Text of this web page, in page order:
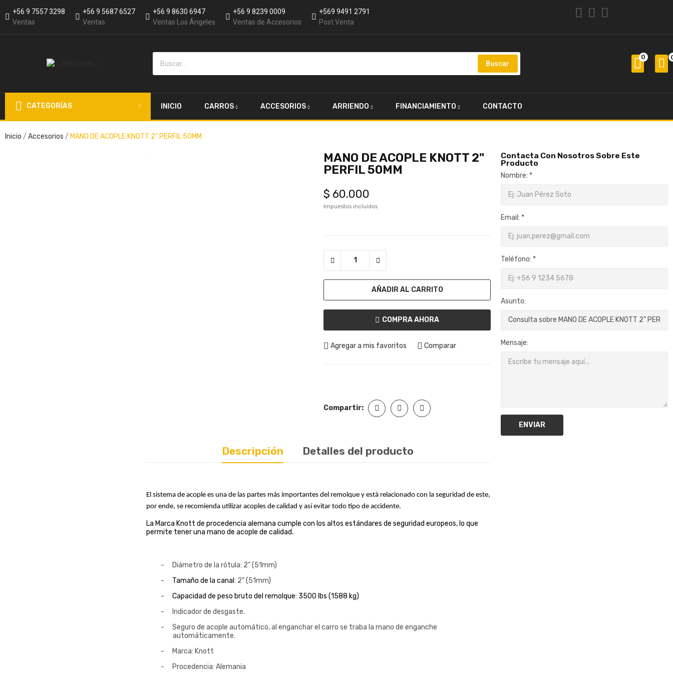
+56 9 7557 3298
Ventas
+56 9 5687 6527
Ventas
+56 9 8630 6947
Ventas Los Ángeles
+56 9 8239 0009
Ventas de Accesorios
+569 9491 2791
Post Venta
Buscar
0
CATEGORÍAS INICIO CARROS ACCESORIOS ARRIENDO FINANCIAMIENTO CONTACTO
Inicio Accesorios MANO DE ACOPLE KNOTT 2" PERFIL 50MM
MANO DE ACOPLE KNOTT 2"
PERFIL 50MM
$ 60.000
Impuestos incluidos
AÑADIR AL CARRITO
COMPRA AHORA
Agregar a mis favoritos Comparar
Compartir:
Descripción Detalles del producto
El sistema de acople es una de las partes más importantes del remolque y está relacionado con la seguridad de este,
por ende, se recomienda utilizar acoples de calidad y así evitar todo tipo de accidente.
La Marca Knott de procedencia alemana cumple con los altos estándares de seguridad europeos, lo que
permite tener una mano de acople de calidad.
-
Diámetro de la rótula: 2” (51mm)
-
Tamaño de la canal : 2” (51mm)
-
Capacidad de peso bruto del remolque: 3500 lbs (1588 kg)
-
Indicador de desgaste.
-
Seguro de acople automático, al enganchar el carro se traba la mano de enganche
automáticamente.
-
Marca: Knott
-
Procedencia: Alemania
Contacta Con Nosotros Sobre Este
Producto
Nombre: *
Email: *
Teléfono: *
Asunto:
Mensaje:
ENVIAR